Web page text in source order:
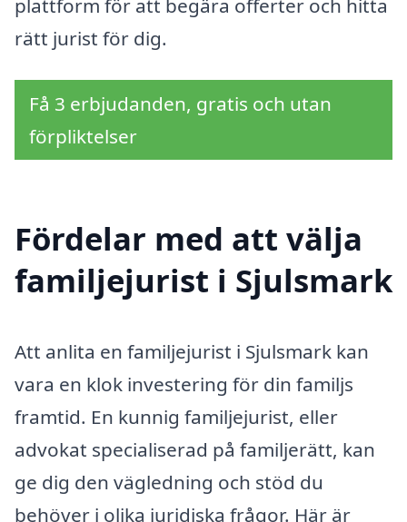
plattform för att begära offerter och hitta
rätt jurist för dig.
Få 3 erbjudanden, gratis och utan
förpliktelser
Fördelar med att välja
familjejurist i Sjulsmark
Att anlita en familjejurist i Sjulsmark kan
vara en klok investering för din familjs
framtid. En kunnig familjejurist, eller
advokat specialiserad på familjerätt, kan
ge dig den vägledning och stöd du
behöver i olika juridiska frågor. Här är